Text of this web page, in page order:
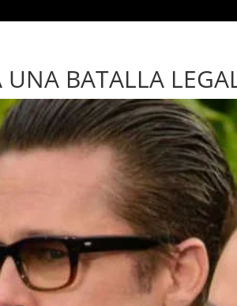
BATALLA